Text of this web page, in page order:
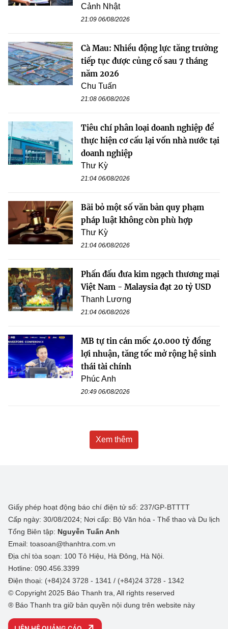
Cảnh Nhật
21:09 06/08/2026
Cà Mau: Nhiều động lực tăng trưởng
tiếp tục được củng cố sau 7 tháng
năm 2026
Chu Tuấn
21:08 06/08/2026
Tiêu chí phân loại doanh nghiệp để
thực hiện cơ cấu lại vốn nhà nước tại
doanh nghiệp
Thư Kỳ
21:04 06/08/2026
Bãi bỏ một số văn bản quy phạm
pháp luật không còn phù hợp
Thư Kỳ
21:04 06/08/2026
Phấn đấu đưa kim ngạch thương mại
Việt Nam - Malaysia đạt 20 tỷ USD
Thanh Lương
21:04 06/08/2026
MB tự tin cán mốc 40.000 tỷ đồng
lợi nhuận, tăng tốc mở rộng hệ sinh
thái tài chính
Phúc Anh
20:49 06/08/2026
Xem thêm
Giấy phép hoạt động báo chí điện tử số: 237/GP-BTTTT
Cấp ngày: 30/08/2024; Nơi cấp: Bộ Văn hóa - Thể thao và Du lịch
Tổng Biên tập: Nguyễn Tuấn Anh
Email: toasoan@thanhtra.com.vn
Địa chỉ tòa soạn: 100 Tô Hiệu, Hà Đông, Hà Nội.
Hotline: 090.456.3399
Điện thoại: (+84)24 3728 - 1341 / (+84)24 3728 - 1342
© Copyright 2025 Báo Thanh tra, All rights reserved
® Báo Thanh tra giữ bản quyền nội dung trên website này